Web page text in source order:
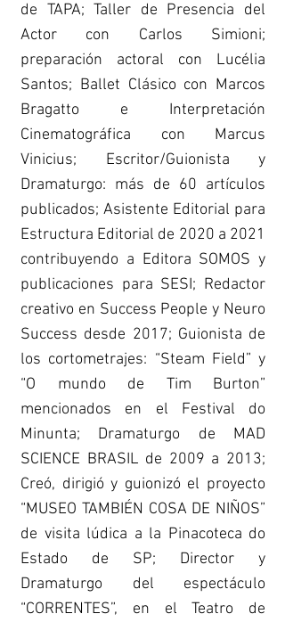
de TAPA; Taller de Presencia del
Actor con Carlos Simioni;
preparación actoral con Lucélia
Santos; Ballet Clásico con Marcos
Bragatto e Interpretación
Cinematográfica con Marcus
Vinicius; Escritor/Guionista y
Dramaturgo: más de 60 artículos
publicados; Asistente Editorial para
Estructura Editorial de 2020 a 2021
contribuyendo a Editora SOMOS y
publicaciones para SESI; Redactor
creativo en Success People y Neuro
Success desde 2017; Guionista de
los cortometrajes: “Steam Field” y
“O mundo de Tim Burton”
mencionados en el Festival do
Minunta; Dramaturgo de MAD
SCIENCE BRASIL de 2009 a 2013;
Creó, dirigió y guionizó el proyecto
“MUSEO TAMBIÉN COSA DE NIÑOS”
de visita lúdica a la Pinacoteca do
Estado de SP; Director y
Dramaturgo del espectáculo
“CORRENTES”, en el Teatro de